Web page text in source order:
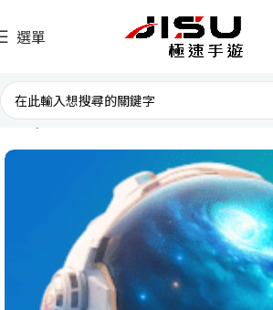
選單
首頁 台灣遊戲